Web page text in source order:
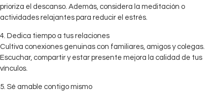
prioriza el descanso. Además, considera la meditación o
actividades relajantes para reducir el estrés.
4. Dedica tiempo a tus relaciones
Cultiva conexiones genuinas con familiares, amigos y colegas.
Escuchar, compartir y estar presente mejora la calidad de tus
vínculos.
5. Sé amable contigo mismo